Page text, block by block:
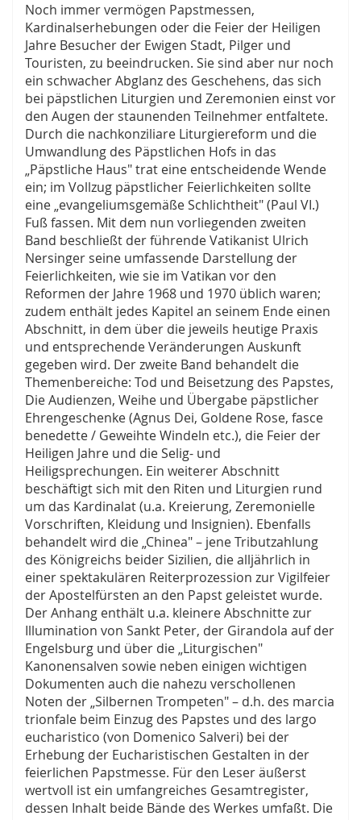
Noch immer vermögen Papstmessen,
Kardinalserhebungen oder die Feier der Heiligen
Jahre Besucher der Ewigen Stadt, Pilger und
Touristen, zu beeindrucken. Sie sind aber nur noch
ein schwacher Abglanz des Geschehens, das sich
bei päpstlichen Liturgien und Zeremonien einst vor
den Augen der staunenden Teilnehmer entfaltete.
Durch die nachkonziliare Liturgiereform und die
Umwandlung des Päpstlichen Hofs in das
„Päpstliche Haus" trat eine entscheidende Wende
ein; im Vollzug päpstlicher Feierlichkeiten sollte
eine „evangeliumsgemäße Schlichtheit" (Paul VI.)
Fuß fassen. Mit dem nun vorliegenden zweiten
Band beschließt der führende Vatikanist Ulrich
Nersinger seine umfassende Darstellung der
Feierlichkeiten, wie sie im Vatikan vor den
Reformen der Jahre 1968 und 1970 üblich waren;
zudem enthält jedes Kapitel an seinem Ende einen
Abschnitt, in dem über die jeweils heutige Praxis
und entsprechende Veränderungen Auskunft
gegeben wird. Der zweite Band behandelt die
Themenbereiche: Tod und Beisetzung des Papstes,
Die Audienzen, Weihe und Übergabe päpstlicher
Ehrengeschenke (Agnus Dei, Goldene Rose, fasce
benedette / Geweihte Windeln etc.), die Feier der
Heiligen Jahre und die Selig- und
Heiligsprechungen. Ein weiterer Abschnitt
beschäftigt sich mit den Riten und Liturgien rund
um das Kardinalat (u.a. Kreierung, Zeremonielle
Vorschriften, Kleidung und Insignien). Ebenfalls
behandelt wird die „Chinea" – jene Tributzahlung
des Königreichs beider Sizilien, die alljährlich in
einer spektakulären Reiterprozession zur Vigilfeier
der Apostelfürsten an den Papst geleistet wurde.
Der Anhang enthält u.a. kleinere Abschnitte zur
Illumination von Sankt Peter, der Girandola auf der
Engelsburg und über die „Liturgischen"
Kanonensalven sowie neben einigen wichtigen
Dokumenten auch die nahezu verschollenen
Noten der „Silbernen Trompeten" – d.h. des marcia
trionfale beim Einzug des Papstes und des largo
eucharistico (von Domenico Salveri) bei der
Erhebung der Eucharistischen Gestalten in der
feierlichen Papstmesse. Für den Leser äußerst
wertvoll ist ein umfangreiches Gesamtregister,
dessen Inhalt beide Bände des Werkes umfaßt. Die